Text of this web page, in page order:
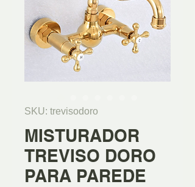
SKU: trevisodoro
MISTURADOR
TREVISO DORO
PARA PAREDE